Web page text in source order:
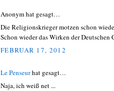
Anonym hat gesagt…
Die Religionskrieger motzen schon
Schon wieder das Wirken der Deutschen
FEBRUAR 17, 2012
Le Penseurhat gesagt…
Naja, ich weiß net ...